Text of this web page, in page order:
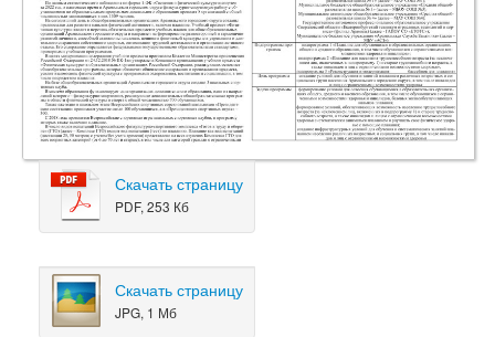
Скачать страницу
PDF, 253 Кб
Скачать страницу
JPG, 1 Мб